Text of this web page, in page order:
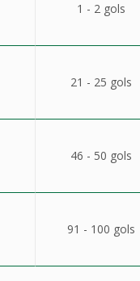
1 - 2 gols
21 - 25 gols
46 - 50 gols
91 - 100 gols